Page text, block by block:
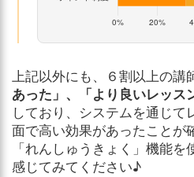
上記以外にも、６割以上の講
あった」、「より良いレッス
しており、システムを通じて
面で高い効果があったことが
「れんしゅうきょく」機能
感じてみてください♪